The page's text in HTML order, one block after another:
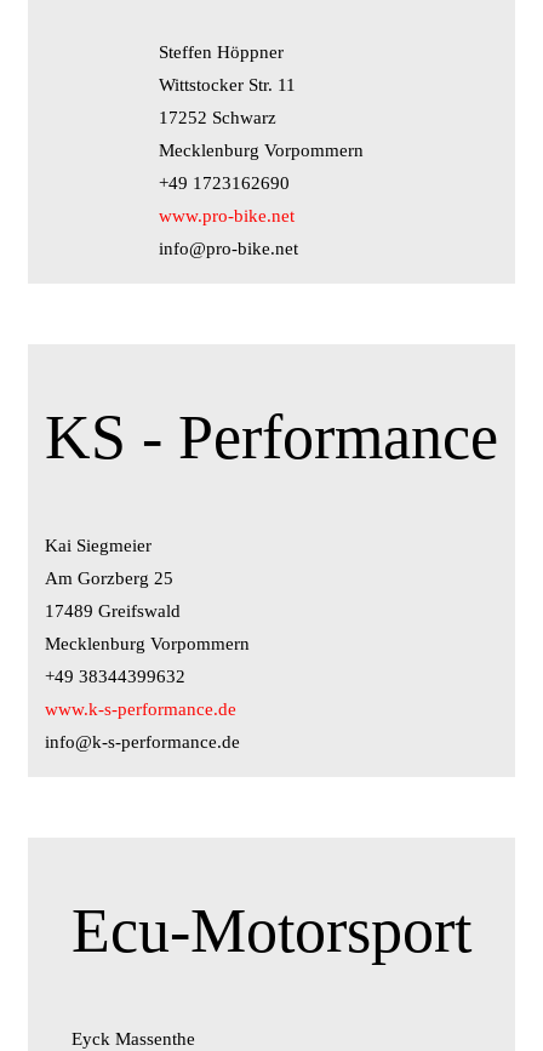
Steffen Höppner
Wittstocker Str. 11
17252 Schwarz
Mecklenburg Vorpommern
+49 1723162690
www.pro-bike.net
info@pro-bike.net
KS - Performance
Kai Siegmeier
Am Gorzberg 25
17489 Greifswald
Mecklenburg Vorpommern
+49 38344399632
www.k-s-performance.de
info@k-s-performance.de
Ecu-Motorsport
Eyck Massenthe